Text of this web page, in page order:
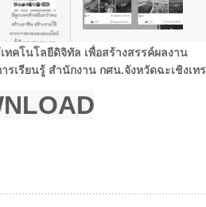
คโนโลยีดิจิทัล เพื่อสร้างสรรค์ผลงาน
เรียนรู้ สำนักงาน กศน.จังหวัดฉะเชิงเท